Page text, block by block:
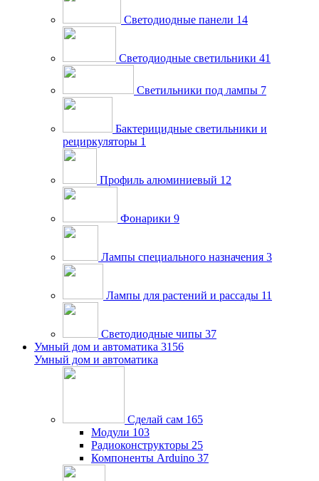
Светодиодные панели 14
Светодиодные светильники 41
Светильники под лампы 7
Бактерицидные светильники и
рециркуляторы 1
Профиль алюминиевый 12
Фонарики 9
Лампы специального назначения 3
Лампы для растений и рассады 11
Светодиодные чипы 37
Умный дом и автоматика 3156
Умный дом и автоматика
Сделай сам 165
Модули 103
Радиоконструкторы 25
Компоненты Arduino 37